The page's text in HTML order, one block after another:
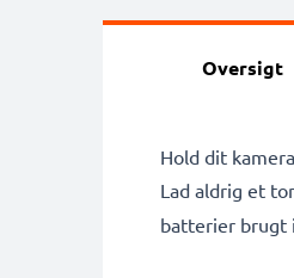
Oversigt
Hold dit
Lad aldrig et
batterier brugt i